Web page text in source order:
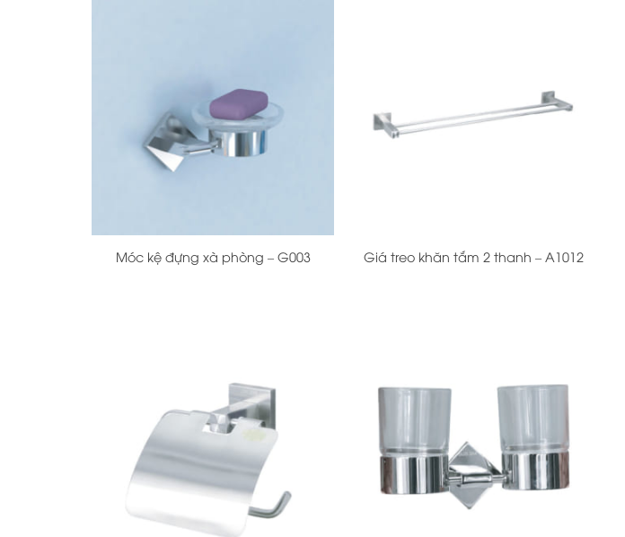
Móc kệ đựng xà phòng – G003 Giá treo khăn tắm 2 thanh – A1012